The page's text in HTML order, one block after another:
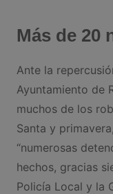
Más de 20
Ante la
Ayuntamiento de
muchos de los
Santa y
“numerosas
hechos, gracias
Policía Local y la